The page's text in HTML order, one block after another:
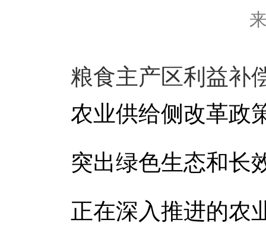
粮食主产区利益补
农业供给侧改革政
突出绿色生态和长
正在深入推进的农